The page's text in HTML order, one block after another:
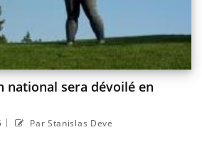
national sera dévoilé en
| Par Stanislas Deve